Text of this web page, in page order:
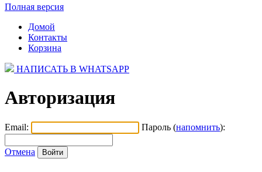
Полная версия
Домой
Контакты
Корзина
НАПИСАТЬ В WHATSAPP
Авторизация
Email: Пароль (напомнить):
Отмена